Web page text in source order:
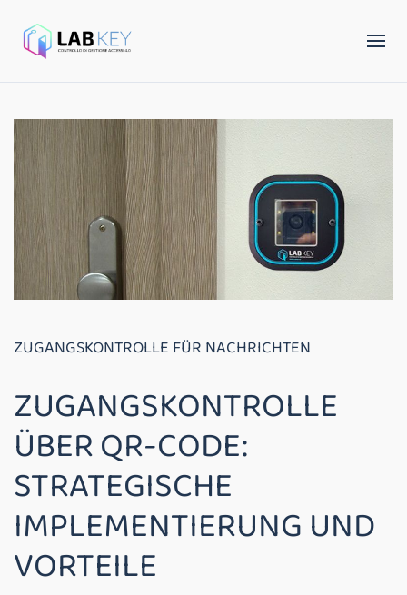
ZUGANGSKONTROLLE FÜR NACHRICHTEN
ZUGANGSKONTROLLE
ÜBER QR-CODE:
STRATEGISCHE
IMPLEMENTIERUNG UND
VORTEILE